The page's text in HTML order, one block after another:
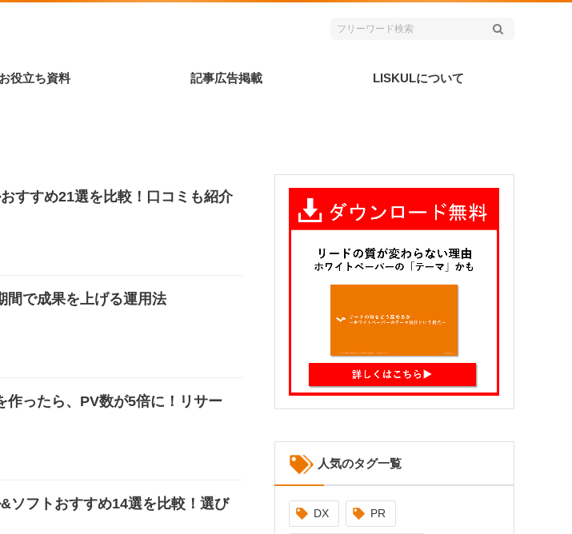
お役立ち資料 記事広告掲載 LISKULについて
すすめ21選を比較！口コミも紹介
間で成果を上げる運用法
作ったら、PV数が5倍に！リサー
ソフトおすすめ14選を比較！選び
人気のタグ一覧
DX PR